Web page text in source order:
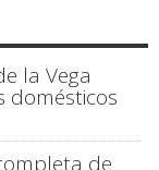
la Vega
domésticos
de